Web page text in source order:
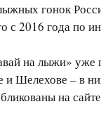
гонок
2016 года по
на лыжи»
и Шелехове –
на сайте